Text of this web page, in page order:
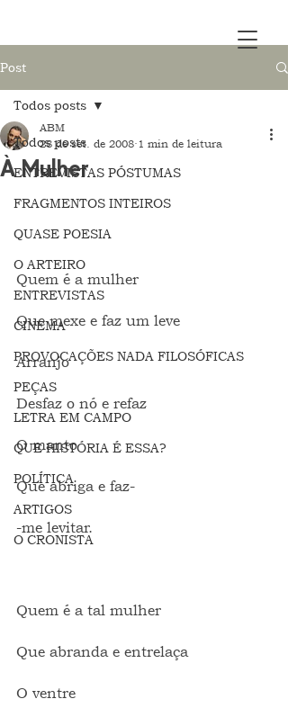
Post
Todos posts
ENTREVISTAS PÓSTUMAS
FRAGMENTOS INTEIROS
QUASE POESIA
O ARTEIRO
ENTREVISTAS
CINEMA
PROVOCAÇÕES NADA FILOSÓFICAS
PEÇAS
LETRA EM CAMPO
QUE HISTÓRIA É ESSA?
POLÍTICA
ARTIGOS
O CRONISTA
Todos posts
À Mulher
ABM
28 de set. de 2008 1 min de leitura
Quem é a mulher
Que mexe e faz um leve
Arranjo
Desfaz o nó e refaz
O manto
Que abriga e faz-
-me levitar.
Quem é a tal mulher
Que abranda e entrelaça
O ventre